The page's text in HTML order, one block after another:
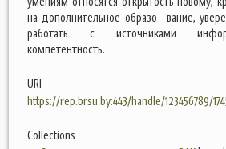
на дополнительное образо- вание,
работать с источниками
компетентность.
URI
https://rep.brsu.by:443/handle/123456789/
Collections